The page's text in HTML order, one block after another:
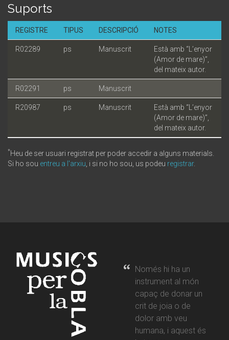
Suports
REGISTRE TIPUS DESCRIPCIÓ NOTES
R02289 ps Manuscrit
Està amb “L’enyor
(Amor de mare)”,
del mateix autor.
R02291 ps Manuscrit
R20987 ps Manuscrit
Està amb “L’enyor
(Amor de mare)”,
del mateix autor.
*Heu de ser usuari registrat per poder accedir a alguns materials.
Si ho sou entreu a l'arxiu , i si no ho sou, us podeu registrar.
Només hi ha un
instrument al món
capaç de donar un
crit de joia o de
dolor amb veu
humana, i aquest és